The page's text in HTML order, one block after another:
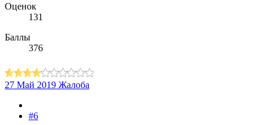
Оценок
131
Баллы
376
27 Май 2019 Жалоба
#6